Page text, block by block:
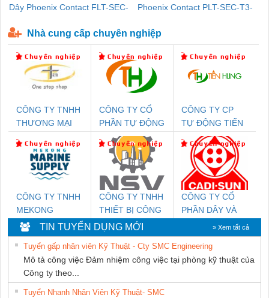
Dây Phoenix Contact FLT-SEC-
Phoenix Contact PLT-SEC-T3-
Nhà cung cấp chuyên nghiệp
CÔNG TY TNHH
THƯƠNG MẠI
NAM
CÔNG TY CỔ
PHẦN TỰ ĐỘNG
TIẾN HƯNG
CÔNG TY CP
TỰ ĐỘNG TIẾN
HƯNG
CÔNG TY TNHH
MEKONG
MARINE SUPPLY
CÔNG TY TNHH
THIẾT BỊ CÔNG
NGHIỆP NIHON
SETSUBI VIỆT
NAM
CÔNG TY CỔ
PHẦN DÂY VÀ
CÁP ĐIỆN
THƯỢNG ĐÌNH
TIN TUYỂN DỤNG MỚI » Xem tất cả
Tuyển gấp nhân viên Kỹ Thuật - Cty SMC Engineering
Mô tả công việc Đảm nhiệm công việc tại phòng kỹ thuật của
Công ty theo...
Tuyển Nhanh Nhân Viên Kỹ Thuật- SMC